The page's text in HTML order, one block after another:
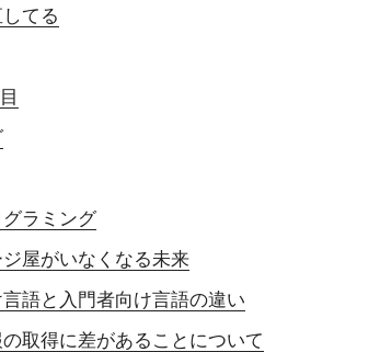
てる
ラミング
屋がいなくなる未来
語と入門者向け言語の違い
取得に差があることについて